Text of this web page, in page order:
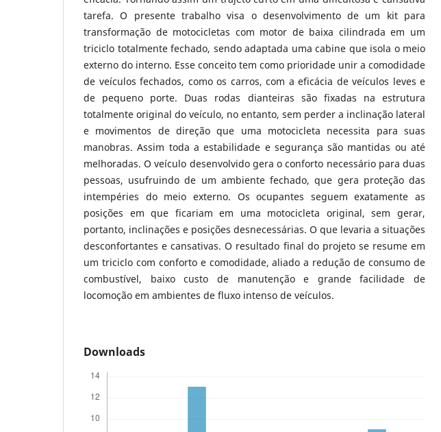
tarefa. O presente trabalho visa o desenvolvimento de um kit para
transformação de motocicletas com motor de baixa cilindrada em um
triciclo totalmente fechado, sendo adaptada uma cabine que isola o meio
externo do interno. Esse conceito tem como prioridade unir a comodidade
de veículos fechados, como os carros, com a eficácia de veículos leves e
de pequeno porte. Duas rodas dianteiras são fixadas na estrutura
totalmente original do veículo, no entanto, sem perder a inclinação lateral
e movimentos de direção que uma motocicleta necessita para suas
manobras. Assim toda a estabilidade e segurança são mantidas ou até
melhoradas. O veículo desenvolvido gera o conforto necessário para duas
pessoas, usufruindo de um ambiente fechado, que gera proteção das
intempéries do meio externo. Os ocupantes seguem exatamente as
posições em que ficariam em uma motocicleta original, sem gerar,
portanto, inclinações e posições desnecessárias. O que levaria a situações
desconfortantes e cansativas. O resultado final do projeto se resume em
um triciclo com conforto e comodidade, aliado a redução de consumo de
combustível, baixo custo de manutenção e grande facilidade de
locomoção em ambientes de fluxo intenso de veículos.
Downloads